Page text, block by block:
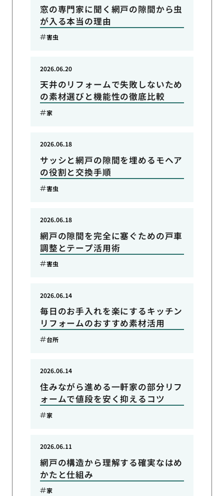
窓の専門家に聞く網戸の隙間から虫
が入る本当の理由
害虫
天井のリフォームで失敗しないため
の素材選びと機能性の徹底比較
2026.06.20
家
サッシと網戸の隙間を埋めるモヘア
の役割と交換手順
2026.06.18
害虫
網戸の隙間を完全に塞ぐための戸車
調整とテープ活用術
2026.06.18
害虫
毎日のお手入れを楽にするキッチン
リフォームのおすすめ素材活用
2026.06.14
台所
住みながら進める一軒家の部分リフ
ォームで値段を安く抑えるコツ
2026.06.14
家
網戸の構造から理解する確実なはめ
かたと仕組み
2026.06.11
家